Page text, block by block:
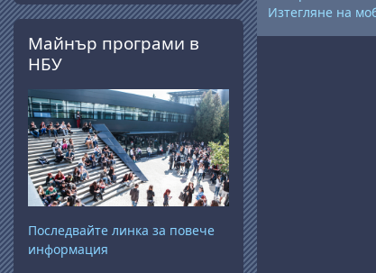
Прескочи Майнър програми в НБУ
Майнър програми в
НБУ
Последвайте линка за повече
информация
Изтегляне на